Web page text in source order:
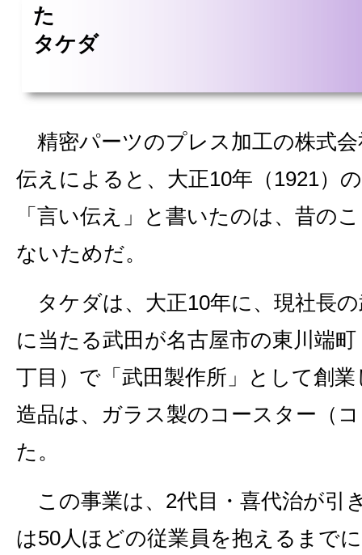
た
タケダ
精密パーツのプレス加工の株式
伝えによると、大正10年（1921）
「言い伝え」と書いたのは、昔の
ないためだ。
タケダは、大正10年に、現社長
に当たる武田が名古屋市の東川端
丁目）で「武田製作所」として創
造品は、ガラス製のコースター（
た。
この事業は、2代目・喜代治が引
は50人ほどの従業員を抱えるまで